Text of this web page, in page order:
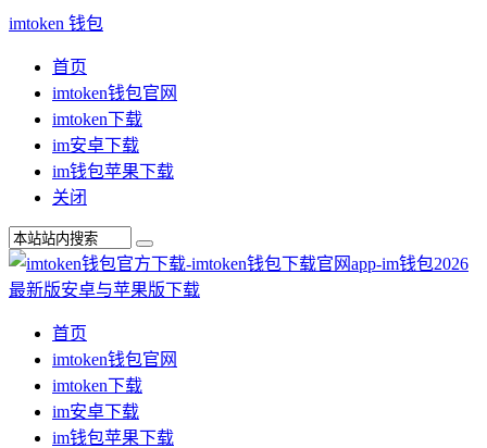
imtoken 钱包
首页
imtoken钱包官网
imtoken下载
im安卓下载
im钱包苹果下载
关闭
首页
imtoken钱包官网
imtoken下载
im安卓下载
im钱包苹果下载